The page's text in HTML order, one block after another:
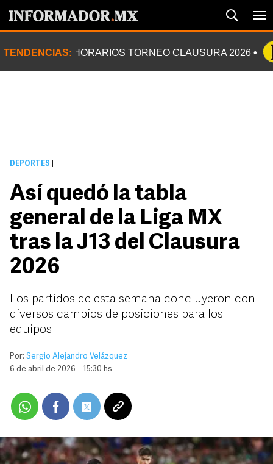
TENDENCIAS: HORARIOS TORNEO CLAUSURA 2026
DEPORTES
Así quedó la tabla
general de la Liga MX
tras la J13 del Clausura
2026
Los partidos de esta semana concluyeron con
diversos cambios de posiciones para los
equipos
Por: Sergio Alejandro Velázquez
6 de abril de 2026 - 15:30 hs